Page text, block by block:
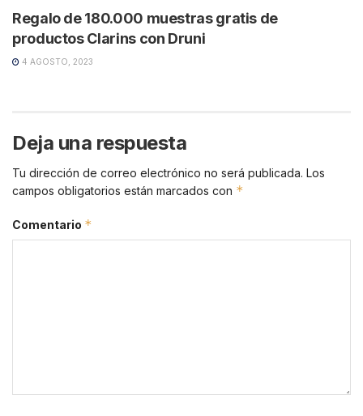
Regalo de 180.000 muestras gratis de
productos Clarins con Druni
4 AGOSTO, 2023
Deja una respuesta
Tu dirección de correo electrónico no será publicada. Los
campos obligatorios están marcados con *
Comentario *